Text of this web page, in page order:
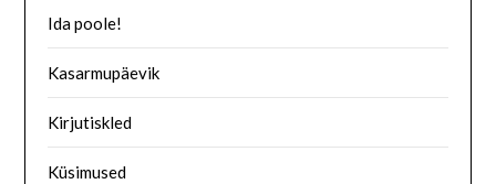
Ida poole!
Kasarmupäevik
Kirjutiskled
Küsimused